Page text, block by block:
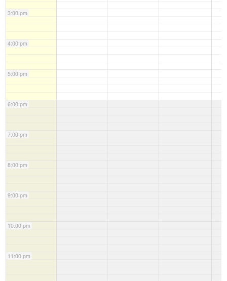
3:00 pm
4:00 pm
5:00 pm
6:00 pm
7:00 pm
8:00 pm
9:00 pm
10:00 pm
11:00 pm